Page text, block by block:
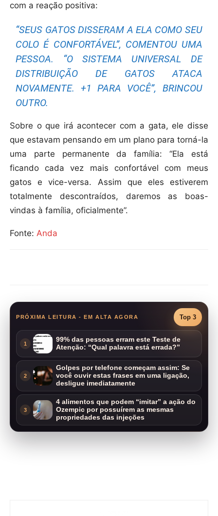
com a reação positiva:
“SEUS GATOS DISSERAM A ELA COMO SEU
COLO É CONFORTÁVEL”, COMENTOU UMA
PESSOA. “O SISTEMA UNIVERSAL DE
DISTRIBUIÇÃO DE GATOS ATACA
NOVAMENTE. +1 PARA VOCÊ”, BRINCOU
OUTRO.
Sobre o que irá acontecer com a gata, ele disse
que estavam pensando em um plano para torná-la
uma parte permanente da família: “Ela está
ficando cada vez mais confortável com meus
gatos e vice-versa. Assim que eles estiverem
totalmente descontraídos, daremos as boas-
vindas à família, oficialmente”.
Fonte: Anda
PRÓXIMA LEITURA - EM ALTA AGORA Top 3
1
99% das pessoas erram este Teste de
Atenção: “Qual palavra está errada?”
2
Golpes por telefone começam assim: Se
você ouvir estas frases em uma ligação,
desligue imediatamente
3
4 alimentos que podem “imitar” a ação do
Ozempic por possuírem as mesmas
propriedades das injeções